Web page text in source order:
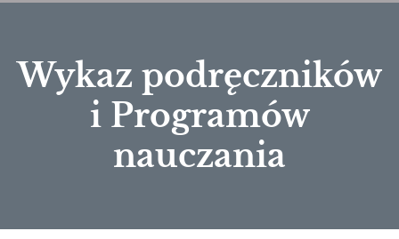
Wykaz podręczników
i Programów
nauczania